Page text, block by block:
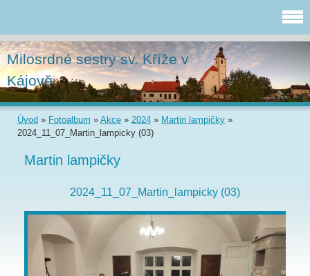
Milosrdné sestry sv. Kříže v
Kájově
Úvod » Fotoalbum » Akce » 2024 » Martin lampičky »
2024_11_07_Martin_lampicky (03)
Martin lampičky
2024_11_07_Martin_lampicky (03)